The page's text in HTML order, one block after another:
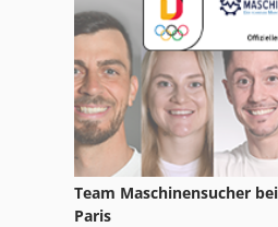
Cnc Presse
Deckel Schleifmaschine
Dreischneider
Einpress
Exenterpresse Vorschub
Team Maschinensucher
Paris